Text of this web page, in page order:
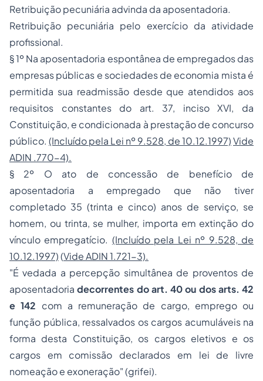
Retribuição pecuniária advinda da aposentadoria.
Retribuição pecuniária pelo exercício da atividade
profissional.
§ 1º Na aposentadoria espontânea de empregados das
empresas públicas e sociedades de economia mista é
permitida sua readmissão desde que atendidos aos
requisitos constantes do art. 37, inciso XVI, da
Constituição, e condicionada à prestação de concurso
público. (Incluído pela Lei nº 9.528, de 10.12.1997)Vide
ADIN .770-4).
§ 2º O ato de concessão de benefício de
aposentadoria a empregado que não tiver
completado 35 (trinta e cinco) anos de serviço, se
homem, ou trinta, se mulher, importa em extinção do
vínculo empregatício. (Incluído pela Lei nº 9.528, de
10.12.1997)(Vide ADIN 1.721-3).
"É vedada a percepção simultânea de proventos de
aposentadoriadecorrentes do art. 40 ou dos arts. 42
e 142 com a remuneração de cargo, emprego ou
função pública, ressalvados os cargos acumuláveis na
forma desta Constituição, os cargos eletivos e os
cargos em comissão declarados em lei de livre
nomeação e exoneração" (grifei).